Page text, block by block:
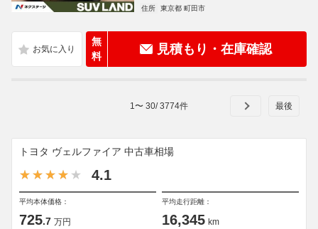
住所
東京都 町田市
無
料
見積もり・在庫確認
1 〜 30/3774件
トヨタ ヴェルファイア 中古車相場
4.1
平均本体価格：
725.7 万円
平均走行距離：
16,345 km